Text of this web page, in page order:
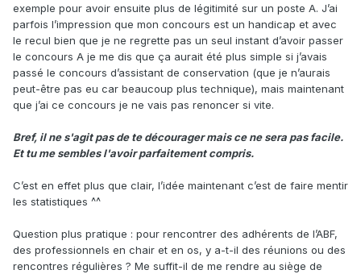
exemple pour avoir ensuite plus de légitimité sur un poste A. J’ai
parfois l’impression que mon concours est un handicap et avec
le recul bien que je ne regrette pas un seul instant d’avoir passer
le concours A je me dis que ça aurait été plus simple si j’avais
passé le concours d’assistant de conservation (que je n’aurais
peut-être pas eu car beaucoup plus technique), mais maintenant
que j’ai ce concours je ne vais pas renoncer si vite.
Bref, il ne s'agit pas de te décourager mais ce ne sera pas facile.
Et tu me sembles l'avoir parfaitement compris.
C’est en effet plus que clair, l’idée maintenant c’est de faire mentir
les statistiques ^^
Question plus pratique : pour rencontrer des adhérents de l’ABF,
des professionnels en chair et en os, y a-t-il des réunions ou des
rencontres régulières ? Me suffit-il de me rendre au siège de